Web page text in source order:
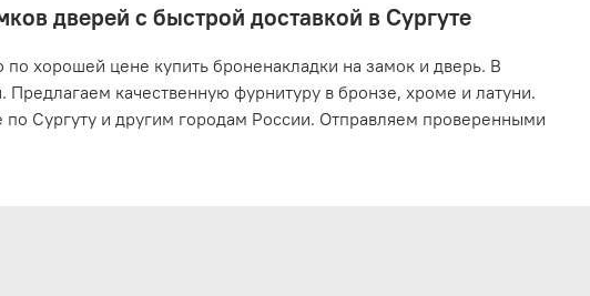
дверей с быстрой доставкой в Сургуте
хорошей цене купить броненакладки на замок и дверь. В
качественную фурнитуру в бронзе, хроме и латуни.
Сургуту и другим городам России. Отправляем проверенными